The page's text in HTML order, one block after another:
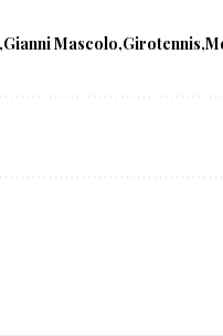
Gianni Mascolo Girotennis